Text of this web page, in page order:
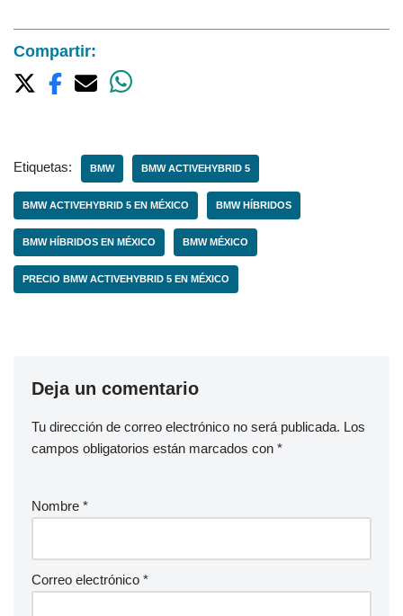
Compartir:
Etiquetas: BMW BMW ACTIVEHYBRID 5
BMW ACTIVEHYBRID 5 EN MÉXICO BMW HÍBRIDOS
BMW HÍBRIDOS EN MÉXICO BMW MÉXICO
PRECIO BMW ACTIVEHYBRID 5 EN MÉXICO
Deja un comentario
Tu dirección de correo electrónico no será publicada. Los
campos obligatorios están marcados con *
Nombre *
Correo electrónico *